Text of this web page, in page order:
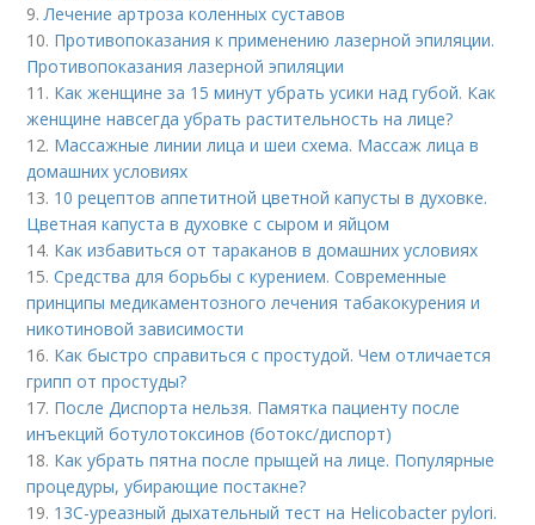
9.Лечение артроза коленных суставов
10. Противопоказания к применению лазерной эпиляции.
Противопоказания лазерной эпиляции
11. Как женщине за 15 минут убрать усики над губой. Как
женщине навсегда убрать растительность на лице?
12. Массажные линии лица и шеи схема. Массаж лица в
домашних условиях
13. 10 рецептов аппетитной цветной капусты в духовке.
Цветная капуста в духовке с сыром и яйцом
14. Как избавиться от тараканов в домашних условиях
15.Средства для борьбы с курением. Современные
принципы медикаментозного лечения табакокурения и
никотиновой зависимости
16. Как быстро справиться с простудой. Чем отличается
грипп от простуды?
17. После Диспорта нельзя. Памятка пациенту после
инъекций ботулотоксинов (ботокс/диспорт)
18. Как убрать пятна после прыщей на лице. Популярные
процедуры, убирающие постакне?
19. 13С-уреазный дыхательный тест на Helicobacter pylori.